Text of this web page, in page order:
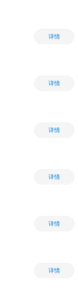
详情
详情
详情
详情
详情
详情